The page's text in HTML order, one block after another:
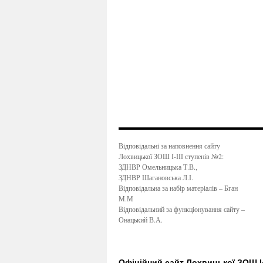
Відповідальні за наповнення сайту
Лохвицької ЗОШ І-ІІІ ступенів №2:
ЗДНВР Омельницька Т.В.,
ЗДНВР Шагановська Л.І.
Відповідальна за набір матеріалів – Бган
М.М
Відповідальний за функціонування сайту –
Онацький В.А.